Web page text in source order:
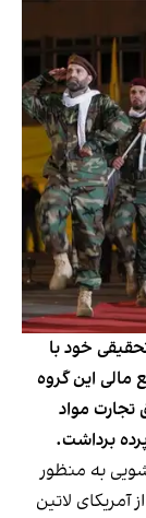
خود با
مالی این گروه
مواد
برداشت.
به منظور
آمریکای لاتین